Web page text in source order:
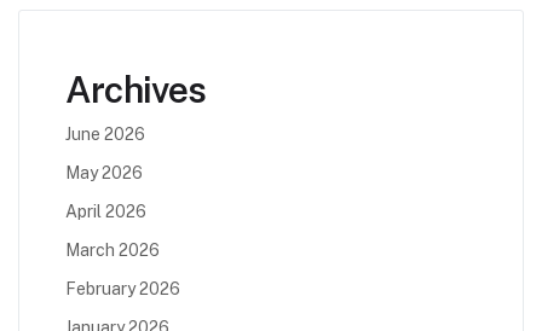
Archives
June 2026
May 2026
April 2026
March 2026
February 2026